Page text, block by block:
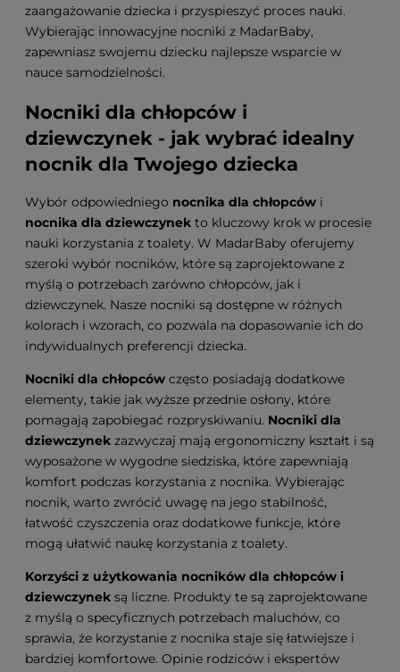
zaangażowanie dziecka i przyspieszyć proces nauki.
Wybierając innowacyjne nocniki z MadarBaby,
zapewniasz swojemu dziecku najlepsze wsparcie w
nauce samodzielności.
Nocniki dla chłopców i
dziewczynek - jak wybrać idealny
nocnik dla Twojego dziecka
Wybór odpowiedniego nocnika dla chłopców i
nocnika dla dziewczynek to kluczowy krok w procesie
nauki korzystania z toalety. W MadarBaby oferujemy
szeroki wybór nocników, które są zaprojektowane z
myślą o potrzebach zarówno chłopców, jak i
dziewczynek. Nasze nocniki są dostępne w różnych
kolorach i wzorach, co pozwala na dopasowanie ich do
indywidualnych preferencji dziecka.
Nocniki dla chłopców często posiadają dodatkowe
elementy, takie jak wyższe przednie osłony, które
pomagają zapobiegać rozpryskiwaniu. Nocniki dla
dziewczynek zazwyczaj mają ergonomiczny kształt i są
wyposażone w wygodne siedziska, które zapewniają
komfort podczas korzystania z nocnika. Wybierając
nocnik, warto zwrócić uwagę na jego stabilność,
łatwość czyszczenia oraz dodatkowe funkcje, które
mogą ułatwić naukę korzystania z toalety.
Korzyści z użytkowania nocników dla chłopców i
dziewczynek są liczne. Produkty te są zaprojektowane
z myślą o specyficznych potrzebach maluchów, co
sprawia, że korzystanie z nocnika staje się łatwiejsze i
bardziej komfortowe. Opinie rodziców i ekspertów